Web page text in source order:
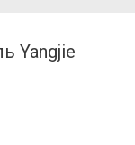
Yangjie